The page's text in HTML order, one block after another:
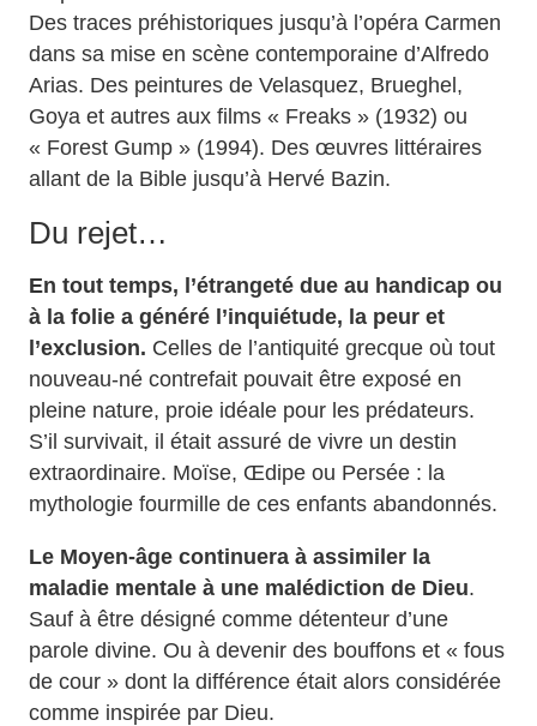
Des traces préhistoriques jusqu’à l’opéra Carmen
dans sa mise en scène contemporaine d’Alfredo
Arias. Des peintures de Velasquez, Brueghel,
Goya et autres aux films « Freaks » (1932) ou
« Forest Gump » (1994). Des œuvres littéraires
allant de la Bible jusqu’à Hervé Bazin.
Du rejet…
En tout temps, l’étrangeté due au handicap ou
à la folie a généré l’inquiétude, la peur et
l’exclusion. Celles de l’antiquité grecque où tout
nouveau-né contrefait pouvait être exposé en
pleine nature, proie idéale pour les prédateurs.
S’il survivait, il était assuré de vivre un destin
extraordinaire. Moïse, Œdipe ou Persée : la
mythologie fourmille de ces enfants abandonnés.
Le Moyen-âge continuera à assimiler la
maladie mentale à une malédiction de Dieu.
Sauf à être désigné comme détenteur d’une
parole divine. Ou à devenir des bouffons et « fous
de cour » dont la différence était alors considérée
comme inspirée par Dieu.